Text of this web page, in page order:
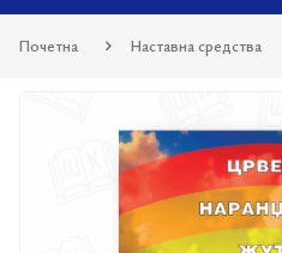
Почетна Наставна средства